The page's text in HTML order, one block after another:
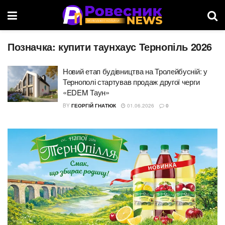
Позначка: купити таунхаус Тернопіль 2026
Новий етап будівництва на Тролейбусній: у
Тернополі стартував продаж другої черги
«EDEM Таун»
BY ГЕОРГІЙ ГНАТЮК 01.06.2026 0